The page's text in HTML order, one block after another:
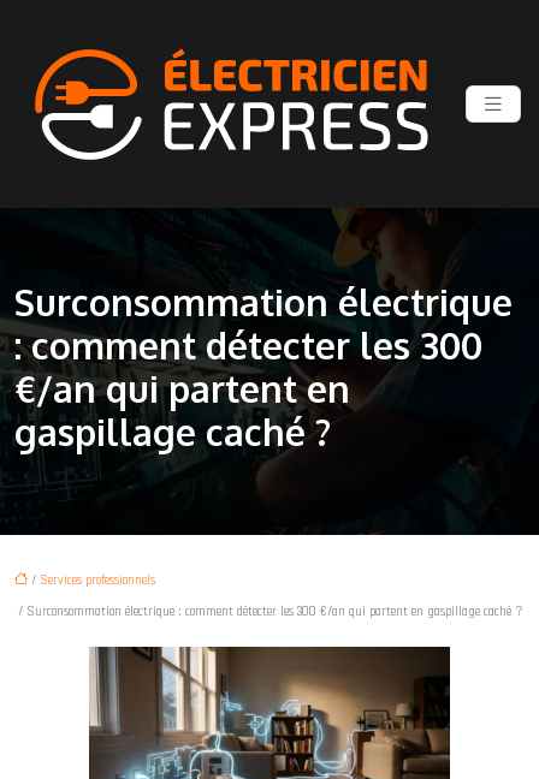
Surconsommation électrique
: comment détecter les 300
€/an qui partent en
gaspillage caché ?
/ Services professionnels
/ Surconsommation électrique : comment détecter les 300 €/an qui partent en gaspillage caché ?